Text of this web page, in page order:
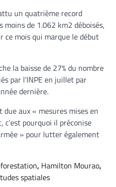
un quatrième record
moins de 1.062 km2 déboisés,
ce mois qui marque le début
la baisse de 27% du nombre
par l’INPE en juillet par
dernière.
aux « mesures mises en
c’est pourquoi il préconise
» pour lutter également
, Hamilton Mourao,
spatiales